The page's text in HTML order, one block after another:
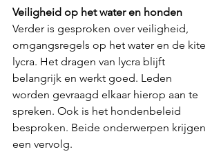
Veiligheid op het water en honden
Verder is gesproken over veiligheid,
omgangsregels op het water en de kite
lycra. Het dragen van lycra blijft
belangrijk en werkt goed. Leden
worden gevraagd elkaar hierop aan te
spreken. Ook is het hondenbeleid
besproken. Beide onderwerpen krijgen
een vervolg.